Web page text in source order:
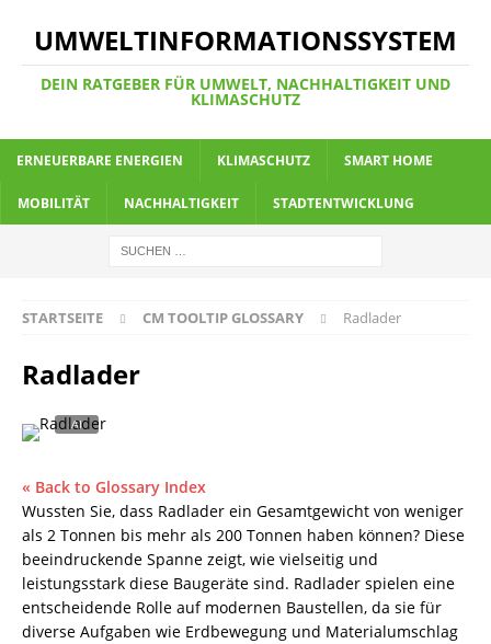
UMWELTINFORMATIONSSYSTEM
DEIN RATGEBER FÜR UMWELT, NACHHALTIGKEIT UND
KLIMASCHUTZ
ERNEUERBARE ENERGIEN KLIMASCHUTZ SMART HOME
MOBILITÄT NACHHALTIGKEIT STADTENTWICKLUNG
STARTSEITE CM TOOLTIP GLOSSARY Radlader
Radlader
« Back to Glossary Index
Wussten Sie, dass Radlader ein Gesamtgewicht von weniger
als 2 Tonnen bis mehr als 200 Tonnen haben können? Diese
beeindruckende Spanne zeigt, wie vielseitig und
leistungsstark diese Baugeräte sind. Radlader spielen eine
entscheidende Rolle auf modernen Baustellen, da sie für
diverse Aufgaben wie Erdbewegung und Materialumschlag